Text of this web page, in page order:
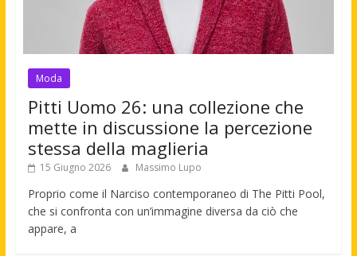
Moda
Pitti Uomo 26: una collezione che
mette in discussione la percezione
stessa della maglieria
15 Giugno 2026 Massimo Lupo
Proprio come il Narciso contemporaneo di The Pitti Pool,
che si confronta con un’immagine diversa da ciò che
appare, a